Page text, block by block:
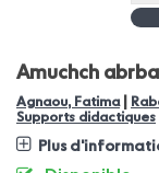
Amuchch
Agnaou, Fatima
Supports didactiques
Plus